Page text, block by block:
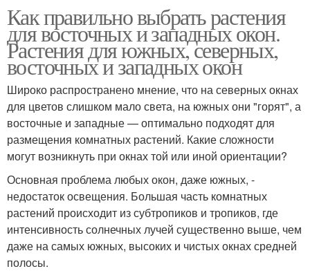
Как правильно выбрать растения
для восточных и западных окон.
Растения для южных, северных,
восточных и западных окон
Широко распространено мнение, что на северных окнах
для цветов слишком мало света, на южных они "горят", а
восточные и западные — оптимально подходят для
размещения комнатных растений. Какие сложности
могут возникнуть при окнах той или иной ориентации?
Основная проблема любых окон, даже южных, -
недостаток освещения. Большая часть комнатных
растений происходит из субтропиков и тропиков, где
интенсивность солнечных лучей существенно выше, чем
даже на самых южных, высоких и чистых окнах средней
полосы.